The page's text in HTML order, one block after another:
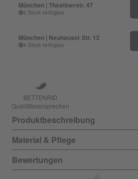
München | Theatinerstr. 47
3 Stück verfügbar
München | Neuhauser Str. 12
4 Stück verfügbar
BETTENRID
Qualitätsversprechen
Produktbeschreibung
Material & Pflege
Bewertungen